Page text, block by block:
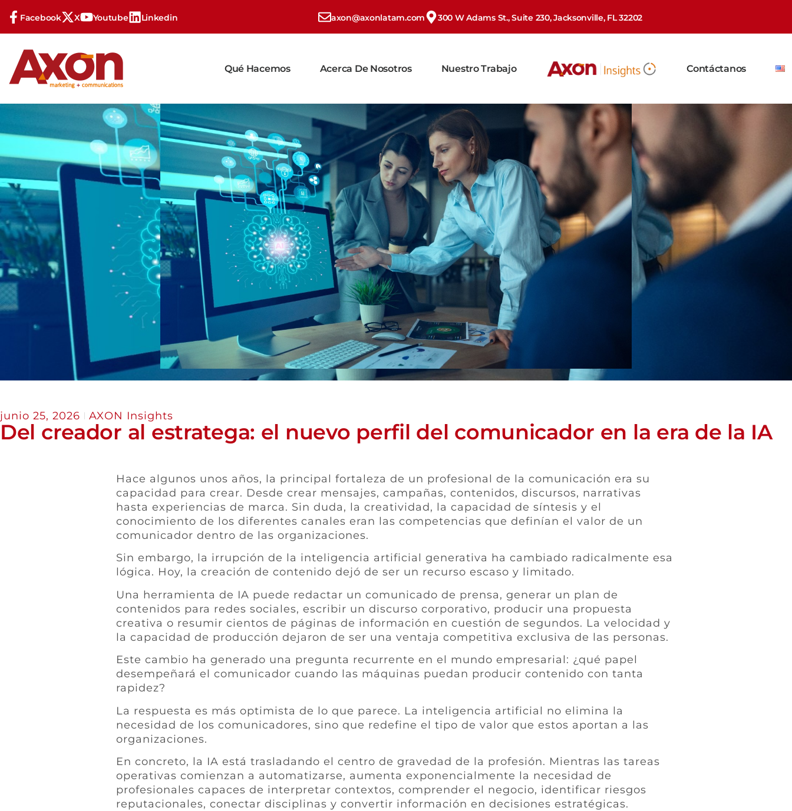
Facebook X Youtube Linkedin axon@axonlatam.com 300 W Adams St., Suite 230, Jacksonville, FL 32202
Qué Hacemos Acerca De Nosotros Nuestro Trabajo Contáctanos
junio 25, 2026 AXON Insights
Del creador al estratega: el nuevo perfil del comunicador en la era de la IA
Hace algunos unos años, la principal fortaleza de un profesional de la comunicación era su
capacidad para crear. Desde crear mensajes, campañas, contenidos, discursos, narrativas
hasta experiencias de marca. Sin duda, la creatividad, la capacidad de síntesis y el
conocimiento de los diferentes canales eran las competencias que definían el valor de un
comunicador dentro de las organizaciones.
Sin embargo, la irrupción de la inteligencia artificial generativa ha cambiado radicalmente esa
lógica. Hoy, la creación de contenido dejó de ser un recurso escaso y limitado.
Una herramienta de IA puede redactar un comunicado de prensa, generar un plan de
contenidos para redes sociales, escribir un discurso corporativo, producir una propuesta
creativa o resumir cientos de páginas de información en cuestión de segundos. La velocidad y
la capacidad de producción dejaron de ser una ventaja competitiva exclusiva de las personas.
Este cambio ha generado una pregunta recurrente en el mundo empresarial: ¿qué papel
desempeñará el comunicador cuando las máquinas puedan producir contenido con tanta
rapidez?
La respuesta es más optimista de lo que parece. La inteligencia artificial no elimina la
necesidad de los comunicadores, sino que redefine el tipo de valor que estos aportan a las
organizaciones.
En concreto, la IA está trasladando el centro de gravedad de la profesión. Mientras las tareas
operativas comienzan a automatizarse, aumenta exponencialmente la necesidad de
profesionales capaces de interpretar contextos, comprender el negocio, identificar riesgos
reputacionales, conectar disciplinas y convertir información en decisiones estratégicas.